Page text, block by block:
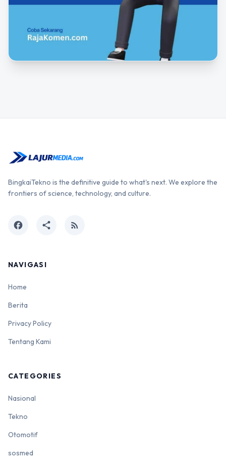
BingkaiTekno is the definitive guide to what's next. We explore the
frontiers of science, technology, and culture.
facebook share rss_feed
NAVIGASI
Home
Berita
Privacy Policy
Tentang Kami
CATEGORIES
Nasional
Tekno
Otomotif
sosmed